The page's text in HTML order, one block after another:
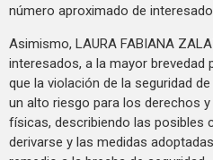
número aproximado de
Asimismo, LAURA FABIANA
interesados, a la mayor brevedad
que la violación de la seguridad
un alto riesgo para los derechos
físicas, describiendo las posibles
derivarse y las medidas